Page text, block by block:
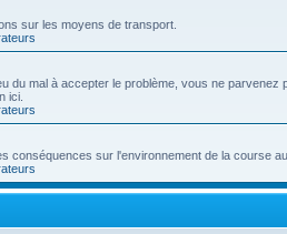
sur les moyens de transport.
du mal à accepter le problème, vous ne
ici.
conséquences sur l'environnement de la course